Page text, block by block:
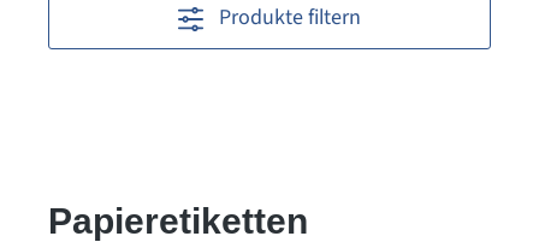
Produkte filtern
Papieretiketten